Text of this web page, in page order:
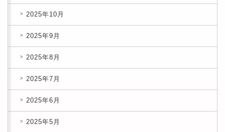
2025年10月
2025年9月
2025年8月
2025年7月
2025年6月
2025年5月